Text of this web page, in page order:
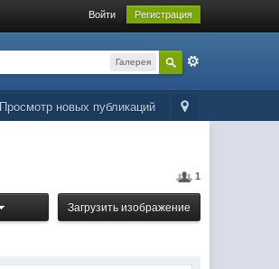
Войти Регистрация
Галерея
Просмотр новых публикаций
1
Загрузить изображение